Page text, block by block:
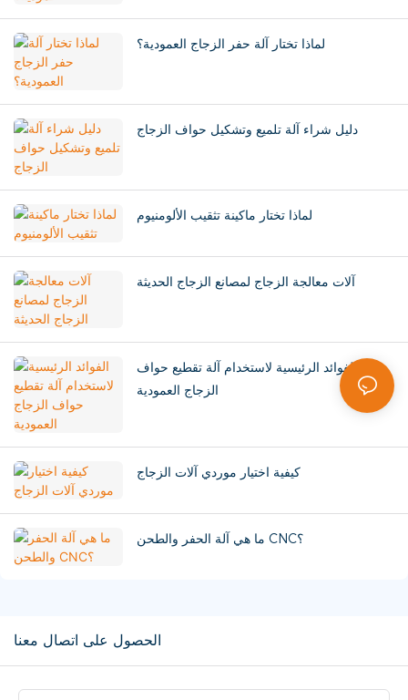
لماذا تختار آلة حفر الزجاج العمودية؟
دليل شراء آلة تلميع وتشكيل حواف الزجاج
لماذا تختار ماكينة تثقيب الألومنيوم
آلات معالجة الزجاج لمصانع الزجاج الحديثة
الفوائد الرئيسية لاستخدام آلة تقطيع حواف
الزجاج العمودية
كيفية اختيار موردي آلات الزجاج
ما هي آلة الحفر والطحن CNC؟
الحصول على اتصال معنا